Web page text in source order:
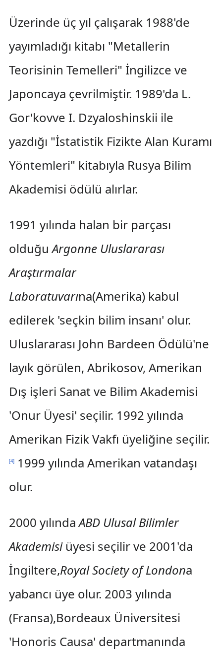
Üzerinde üç yıl çalışarak 1988'de
yayımladığı kitabı "Metallerin
Teorisinin Temelleri" İngilizce ve
Japoncaya çevrilmiştir. 1989'da L.
Gor'kovve I. Dzyaloshinskii ile
yazdığı "İstatistik Fizikte Alan Kuramı
Yöntemleri" kitabıyla Rusya Bilim
Akademisi ödülü alırlar.
1991 yılında halan bir parçası
olduğuArgonne Uluslararası
Araştırmalar
Laboratuvarına(Amerika) kabul
edilerek 'seçkin bilim insanı' olur.
Uluslararası John Bardeen Ödülü'ne
layık görülen, Abrikosov, Amerikan
Dış işleri Sanat ve Bilim Akademisi
'Onur Üyesi' seçilir. 1992 yılında
Amerikan Fizik Vakfı üyeliğine seçilir.
[4]1999 yılında Amerikan vatandaşı
olur.
2000 yılındaABD Ulusal Bilimler
Akademisiüyesi seçilir ve 2001'da
İngiltere,Royal Society of Londona
yabancı üye olur. 2003 yılında
(Fransa),Bordeaux Üniversitesi
'Honoris Causa' departmanında